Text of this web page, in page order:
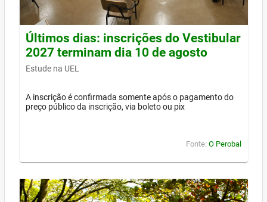
Últimos dias: inscrições do Vestibular
2027 terminam dia 10 de agosto
Estude na UEL
A inscrição é confirmada somente após o pagamento do
preço público da inscrição, via boleto ou pix
Fonte: O Perobal